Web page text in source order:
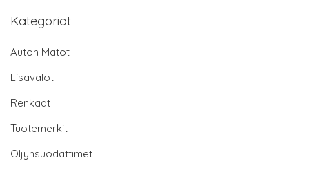
Kategoriat
Auton Matot
Lisävalot
Renkaat
Tuotemerkit
Öljynsuodattimet